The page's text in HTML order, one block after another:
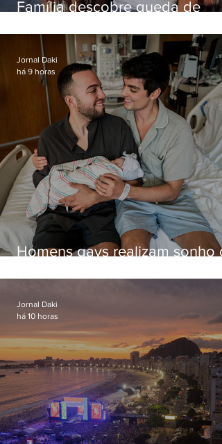
Família descobre queda de
enquanto aguardava segundo
voo
Homens gays realizam sonho
paternidade
Jornal Daki
há 9 horas
Jornal Daki
há 10 horas